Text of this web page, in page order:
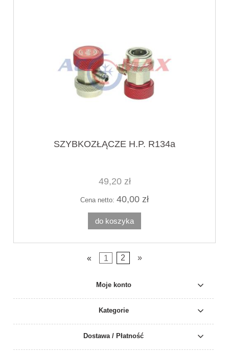
SZYBKOZŁĄCZE H.P. R134a
49,20 zł
Cena netto: 40,00 zł
do koszyka
« 1 2 »
Moje konto
Kategorie
Dostawa / Płatność